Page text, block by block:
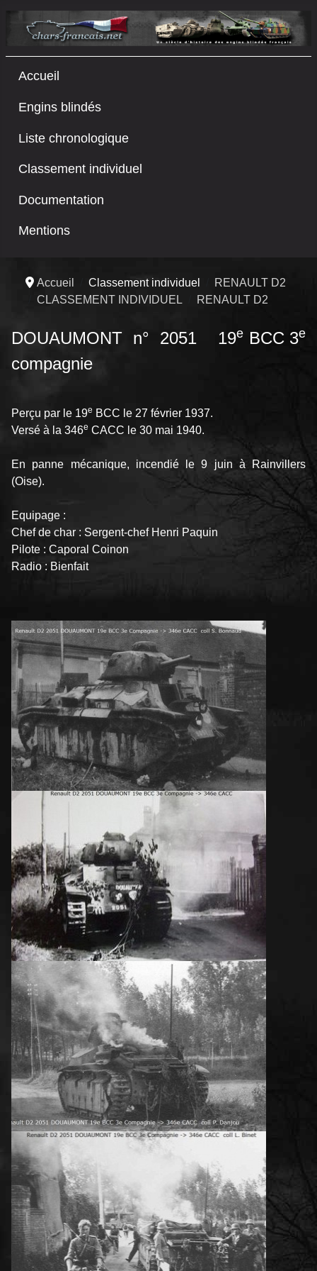
Accueil
Engins blindés
Liste chronologique
Classement individuel
Documentation
Mentions
Accueil Classement individuel
RENAULT D2
CLASSEMENT INDIVIDUEL
RENAULT D2
DOUAUMONT n° 2051 19e BCC 3e
compagnie
Perçu par le 19e BCC le 27 février 1937.
Versé à la 346e CACC le 30 mai 1940.
En panne mécanique, incendié le 9 juin à Rainvillers
(Oise).
Equipage :
Chef de char : Sergent-chef Henri Paquin
Pilote : Caporal Coinon
Radio : Bienfait